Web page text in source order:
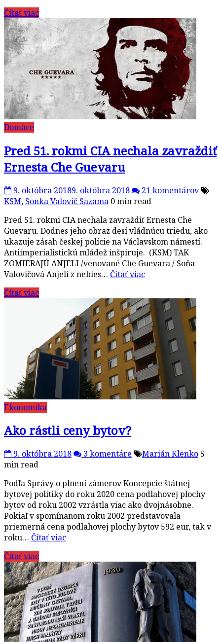
Čítať viac
Domáce
Pred 51. rokmi CIA nechala zavraždiť
Ernesta Che Guevaru
9. októbra 20189. októbra 2018
21 komentárov
KSM, Sonka Valovič Sazama 0 min read
Pred 51. rokmi CIA nechala zavraždiť Ernesta Che
Guevaru. Dodnes jeho obraz desí vládnúcu triedu, ako
ukazuje zásah českej polície na Václavskom námestí.
Antiimperialistickú mládež inšpiruje. (KSM) TAK
ZOMIERAJÚ ANJELI /venované Che Guevara / Soňa
Valovičová Anjeli z nebies… Čítať viac
Čítať viac
Ekonomika
Ako rástli ceny bytov?
9. októbra 2018 3 komentáre Marián Klenko 5
min read
Podľa Správy o plnení zámerov Koncepcie štátnej
bytovej politiky do roku 2020 cena podlahovej plochy
bytov od roku 2002 vzrástla viac ako dvojnásobne.
Pokiaľ v spomínanom roku 2002 predstavovala
priemerná cena podlahovej plochy bytov 592 eur, tak v
roku… Čítať viac
Čítať viac